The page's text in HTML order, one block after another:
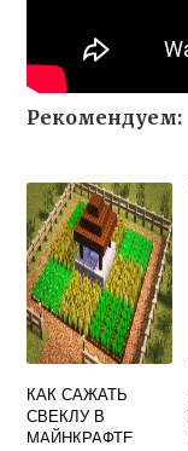
Рекомендуем:
КАК САЖАТЬ
СВЕКЛУ В
МАЙНКРАФТЕ